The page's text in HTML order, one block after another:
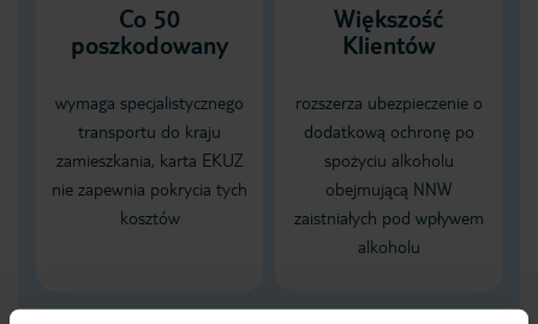
Co 50
poszkodowany
wymaga specjalistycznego
transportu do kraju
zamieszkania, karta EKUZ
nie zapewnia pokrycia tych
kosztów
Większość
Klientów
rozszerza ubezpieczenie o
dodatkową ochronę po
spożyciu alkoholu
obejmującą NNW
zaistniałych pod wpływem
alkoholu